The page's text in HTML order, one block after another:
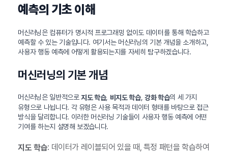
예측의 기초 이해
머신러닝은 컴퓨터가 명시적 프로그래밍 없이도 데이터를 통해 학습하고
예측할 수 있는 기술입니다. 여기서는 머신러닝의 기본 개념을 소개하고,
사용자 행동 예측에 어떻게 활용되는지를 자세히 탐구하겠습니다.
머신러닝의 기본 개념
머신러닝은 일반적으로지도 학습, 비지도 학습, 강화 학습의 세 가지
유형으로 나뉩니다. 각 유형은 사용 목적과 데이터 형태를 바탕으로 접근
방식을 달리합니다. 이러한 머신러닝 기술들이 사용자 행동 예측에 어떤
기여를 하는지 설명해 보겠습니다.
지도 학습: 데이터가 레이블되어 있을 때, 특정 패턴을 학습하여